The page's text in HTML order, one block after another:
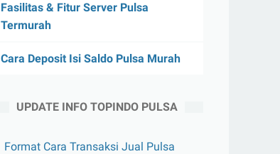
Fasilitas & Fitur Server Pulsa
Termurah
Cara Deposit Isi Saldo Pulsa Murah
UPDATE INFO TOPINDO PULSA
Format Cara Transaksi Jual Pulsa